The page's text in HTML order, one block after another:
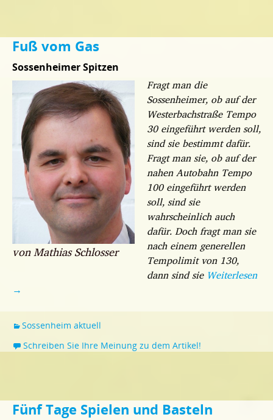
Fuß vom Gas
Sossenheimer Spitzen
von Mathias Schlosser
Fragt man die
Sossenheimer, ob auf der
Westerbachstraße Tempo
30 eingeführt werden soll,
sind sie bestimmt dafür.
Fragt man sie, ob auf der
nahen Autobahn Tempo
100 eingeführt werden
soll, sind sie
wahrscheinlich auch
dafür. Doch fragt man sie
nach einem generellen
Tempolimit von 130,
dann sind sie Weiterlesen
→
Sossenheim aktuell
Schreiben Sie Ihre Meinung zu dem Artikel!
Fünf Tage Spielen und Basteln